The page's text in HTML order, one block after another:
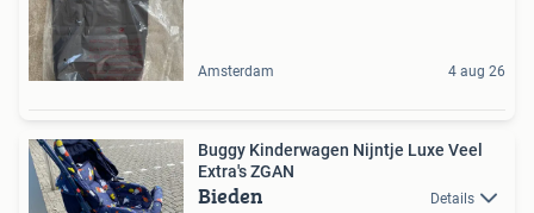
Amsterdam 4 aug 26
Buggy Kinderwagen Nijntje Luxe Veel
Extra's ZGAN
Bieden Details